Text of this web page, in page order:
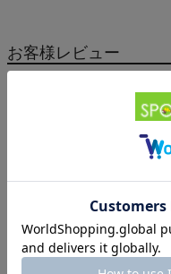
お客様レビュー
★1
絞り込み 新しい順